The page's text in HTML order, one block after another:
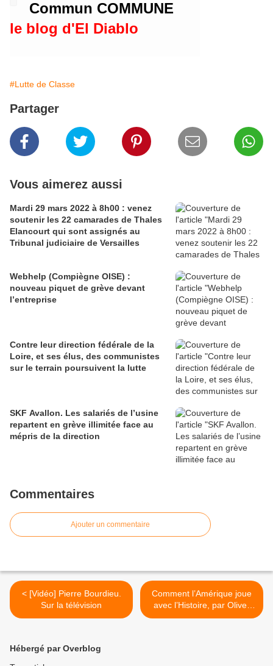
Commun COMMUNE
le blog d'El Diablo
#Lutte de Classe
Partager
Vous aimerez aussi
Mardi 29 mars 2022 à 8h00 : venez
soutenir les 22 camarades de Thales
Elancourt qui sont assignés au
Tribunal judiciaire de Versailles
Webhelp (Compiègne OISE) :
nouveau piquet de grève devant
l’entreprise
Contre leur direction fédérale de la
Loire, et ses élus, des communistes
sur le terrain poursuivent la lutte
SKF Avallon. Les salariés de l’usine
repartent en grève illimitée face au
mépris de la direction
Commentaires
Ajouter un commentaire
< [Vidéo] Pierre Bourdieu.
Sur la télévision
Comment l’Amérique joue
avec l’Histoire, par Oliver
Stone >
Hébergé par Overblog